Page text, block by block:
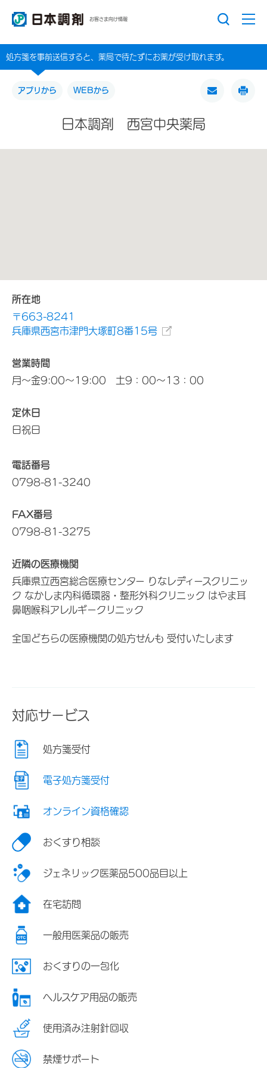
お客さま向け情報
処方箋を事前送信すると、薬局で待たずにお薬が受け取れます。
アプリから WEBから
日本調剤 西宮中央薬局
所在地
〒663-8241
兵庫県西宮市津門大塚町8番15号
営業時間
月～金9:00～19:00 土9：00～13：00
定休日
日祝日
電話番号
0798-81-3240
FAX番号
0798-81-3275
近隣の医療機関
兵庫県立西宮総合医療センター りなレディースクリニッ
ク なかしま内科循環器・整形外科クリニック はやま耳
鼻咽喉科アレルギークリニック
全国どちらの医療機関の処方せんも 受付いたします
対応サービス
処方箋受付
電子処方箋受付
オンライン資格確認
おくすり相談
ジェネリック医薬品500品目以上
在宅訪問
一般用医薬品の販売
おくすりの一包化
ヘルスケア用品の販売
使用済み注射針回収
禁煙サポート